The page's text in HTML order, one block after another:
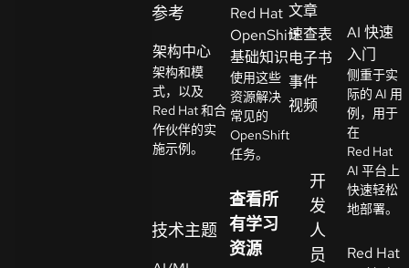
参考
架构中心
架构和模
式，以及
Red Hat 和合
作伙伴的实
施示例。
技术主题
Red Hat
OpenShift
基础知识
使用这些
资源解决
常见的
OpenShift
任务。
查看所
有学习
资源
文章
速查表
电子书
事件
视频
开
发
人
员
AI 快速
入门
侧重于实
际的 AI 用
例，用于
在
Red Hat
AI 平台上
快速轻松
地部署。
Red Hat